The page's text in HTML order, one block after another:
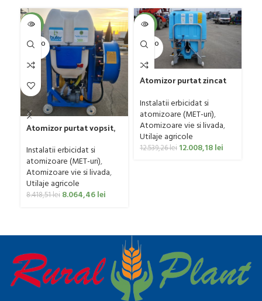
-4%
SOLD O
UT
Atomizor purtat vopsit,
Bufer, model Ronda
Clasic, 200 litri
Instalatii erbicidat si
atomizoare (MET-uri),
Atomizoare vie si livada,
Utilaje agricole
8.418,51lei 8.064,46lei
-4%
SOLD O
UT
Atomizor purtat zincat
Bufer, model Ronda,
400 litri
Instalatii erbicidat si
atomizoare (MET-uri),
Atomizoare vie si livada,
Utilaje agricole
12.539,26lei 12.008,18lei